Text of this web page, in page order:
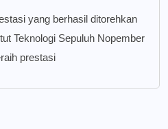
yang berhasil ditorehkan
Teknologi Sepuluh Nopember
prestasi